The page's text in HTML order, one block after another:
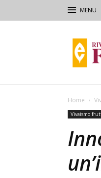
di
Home
Vivaismo